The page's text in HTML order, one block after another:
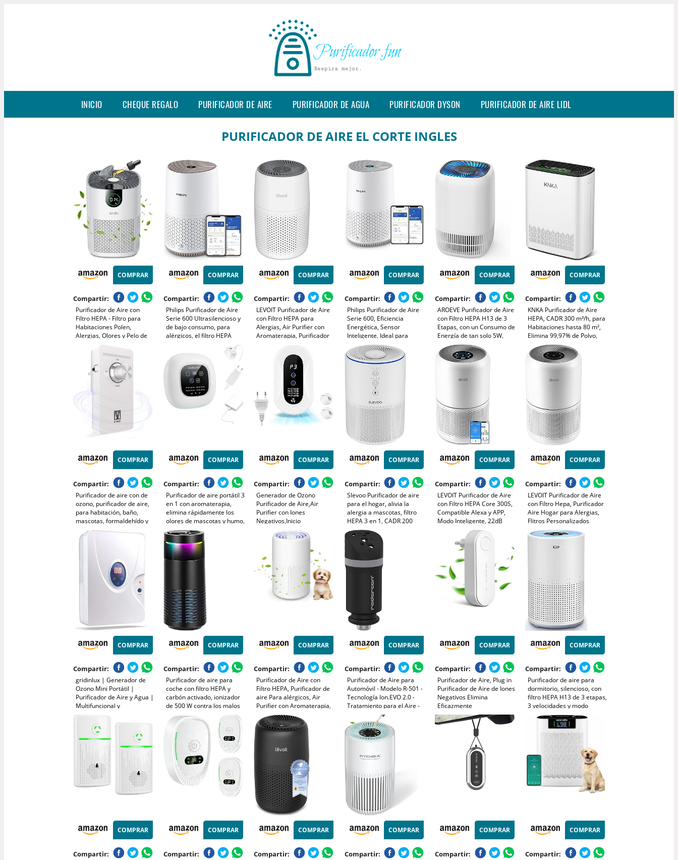
INICIO CHEQUE REGALO PURIFICADOR DE AIRE PURIFICADOR DE AGUA PURIFICADOR DYSON PURIFICADOR DE AIRE LIDL
PURIFICADOR DE AIRE EL CORTE INGLES
COMPRAR
Compartir:
Purificador de Aire con
Filtro HEPA - Filtro para
Habitaciones Polen,
Alergias, Olores y Pelo de
Mascotas, con Esponja de
Aromaterapia, 7.2W y 3
Velocidades, Silencioso
Versión Mejorada
COMPRAR
Compartir:
Philips Purificador de Aire
Serie 600 Ultrasilencioso y
de bajo consumo, para
alérgicos, el filtro HEPA
contaminantes, cubre hasta
44m2, controlado por app,
blanco (AC0650/10)
COMPRAR
Compartir:
LEVOIT Purificador de Aire
con Filtro HEPA para
Alergias, Air Purifier con
Aromaterapia, Purificador
Consumo de Energía de 7W,
Core Mini
COMPRAR
Compartir:
Philips Purificador de Aire
Serie 600, Eficiencia
Energética, Sensor
Inteligente, Ideal para
Alérgicos, Filtro HEPA
99,97%, Cubre Hasta 44 m²,
Control por App Philips Air+,
Blanco (AC0651/10)
COMPRAR
Compartir:
AROEVE Purificador de Aire
con Filtro HEPA H13 de 3
Etapas, con un Consumo de
Energía de tan solo 5W,
Silencioso a 22db con
Aroma, Combate el Polen,
el Humo y el Pelo de
COMPRAR
Compartir:
KNKA Purificador de Aire
HEPA, CADR 300 m³/h, para
Habitaciones hasta 80 m²,
Elimina 99,97% de Polvo,
Polen y Olores, Sensor
Inteligente, Modo Auto y
Reposo, Ideal para
Fumadores y Mascotas
(APH3000)
COMPRAR
Compartir:
Purificador de aire con de
ozono, purificador de aire,
para habitación, baño,
mascotas, formaldehído y
olores, alta eficiencia -
Blanco
COMPRAR
Compartir:
Purificador de aire portátil 3
en 1 con aromaterapia,
elimina rápidamente los
olores de mascotas y humo,
devuelve el aire fresco a los
espacios pequeños y es
compatible con enchufe o
batería externa
COMPRAR
Compartir:
Generador de Ozono
Purificador de Aire,Air
Purifier con Iones
Negativos,Inicio
Desodorizando
Esterilizador de Ozono Para
Organizador de
Cables,Blanco
COMPRAR
Compartir:
Slevoo Purificador de aire
para el hogar, alivia la
alergia a mascotas, filtro
HEPA 3 en 1, CADR 200
m³/h, modo de suspensión,
elimina pelo de mascotas,
humo y olores, ahorro de
energía (Blanco)
COMPRAR
Compartir:
LEVOIT Purificador de Aire
con Filtro HEPA Core 300S,
Compatible Alexa y APP,
Modo Inteligente, 22dB
Modo de Sueño Silencioso,
Elimina 99.97% de Alergia
Polen Ácaros Humo Pelo de
COMPRAR
Compartir:
LEVOIT Purificador de Aire
con Filtro Hepa, Purificador
Aire Hogar para Alergias,
Flitros Personalizados
Elimina 99,97% del Polen,
Polvo, Olores de Mascotas,
Modo Sueño y
COMPRAR
Compartir:
gridinlux | Generador de
Ozono Mini Portátil |
Purificador de Aire y Agua |
Multifuncional y
Desinfectante | Filtra y
Neutraliza alérgenos y
Malos olores | Potencia y
duración Personalizable |
10W
COMPRAR
Compartir:
Purificador de aire para
coche con filtro HEPA y
carbón activado, ionizador
de 500 W contra los malos
olores y el humo, con luz
RGB para portavasos
universal (6,5 cm) negro
COMPRAR
Compartir:
Purificador de Aire con
Filtro HEPA, Purificador de
aire Para alérgicos, Air
Purifier con Aromaterapia,
Elimina de Alergia Polen
Olor y Caspa de Mascota,
humo, Blanco
COMPRAR
Compartir:
Purificador de Aire para
Automóvil - Modelo R-501 -
Tecnología Ion.EVO 2.0 -
Tratamiento para el Aire -
Incorpora Luz LED - Ideal
para Personas Alérgicas al
Polvo - Alta Efectividad -
Radarcan
COMPRAR
Compartir:
Purificador de Aire, Plug in
Purificador de Aire de Iones
Negativos Elimina
Eficazmente
Olores/Humo/Polvo Mini Air
Purifier Sin Filtro para
Dormitorio/Casa/Sala de
Estar/Sala de
Mascotas/Baño
COMPRAR
Compartir:
Purificador de aire para
dormitorio, silencioso, con
filtro HEPA H13 de 3 etapas,
3 velocidades y modo
nocturno de 12 dB. Elimina
polen, polvo, caspa de
mascotas, olores, humo y
COMPRAR
Compartir:
COMPRAR
Compartir:
COMPRAR
Compartir:
COMPRAR
Compartir:
COMPRAR
Compartir:
COMPRAR
Compartir: